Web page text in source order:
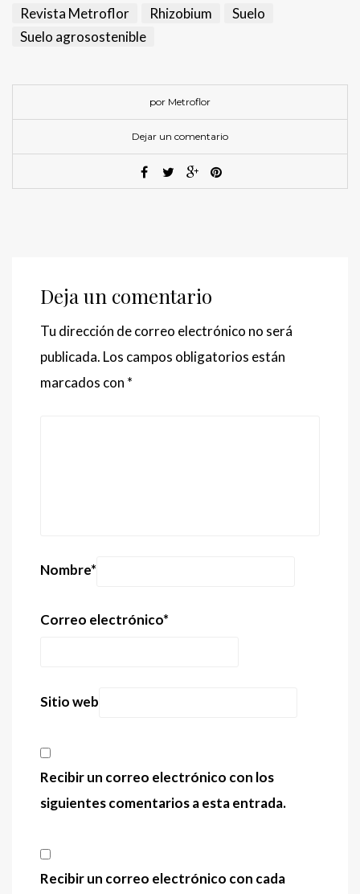
Revista Metroflor Rhizobium
Suelo
Suelo agrosostenible
por Metroflor
Dejar un comentario
Deja un comentario
Tu dirección de correo electrónico no será
publicada. Los campos obligatorios están
marcados con *
Nombre*
Correo electrónico*
Sitio web
Recibir un correo electrónico con los
siguientes comentarios a esta entrada.
Recibir un correo electrónico con cada